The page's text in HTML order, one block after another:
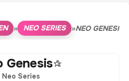
» NEO SERIES »NEO GENESIS
Genesis
Neo Series